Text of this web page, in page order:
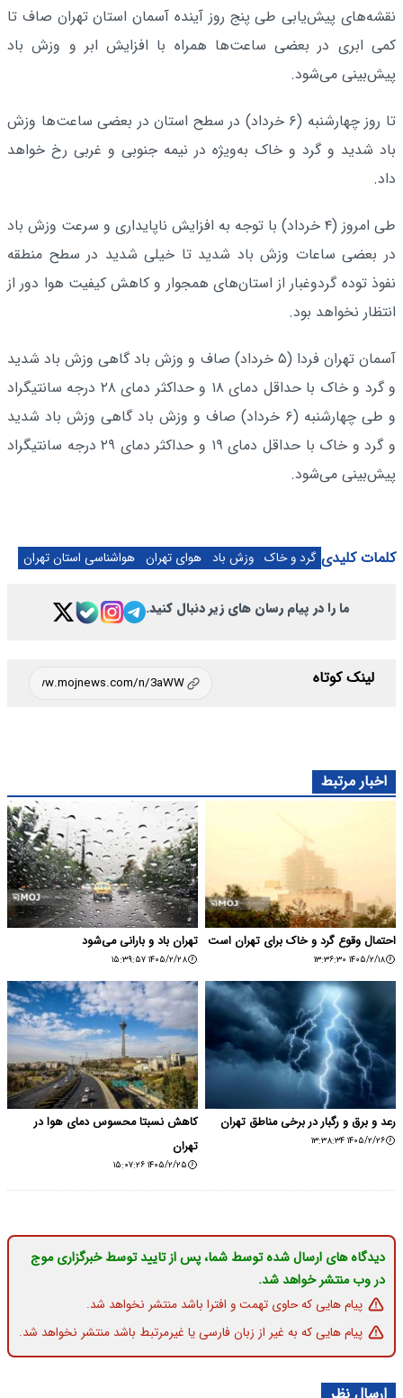
نقشه‌های پیش‌یابی طی پنج روز آینده آسمان استان تهران صاف تا
کمی ابری در بعضی ساعت‌ها همراه با افزایش ابر و وزش باد
پیش‌بینی می‌شود.
تا روز چهارشنبه (۶ خرداد) در سطح استان در بعضی ساعت‌ها وزش
باد شدید و گرد و خاک به‌ویژه در نیمه جنوبی و غربی رخ خواهد
داد.
طی امروز (۴ خرداد) با توجه به افزایش ناپایداری و سرعت وزش باد
در بعضی ساعات وزش باد شدید تا خیلی شدید در سطح منطقه
نفوذ توده گردوغبار از استان‌های همجوار و کاهش کیفیت هوا دور از
انتظار نخواهد بود.
آسمان تهران فردا (۵ خرداد) صاف و وزش باد گاهی وزش باد شدید
و گرد و خاک با حداقل دمای ۱۸ و حداکثر دمای ۲۸ درجه سانتیگراد
و طی ‌چهارشنبه (۶ خرداد) صاف و وزش باد گاهی وزش باد شدید
و گرد و خاک با حداقل دمای ۱۹ و حداکثر دمای ۲۹ درجه سانتیگراد
پیش‌بینی می‌شود.
کلمات کلیدی گرد و خاک وزش باد هوای تهران هواشناسی استان تهران
ما را در پیام رسان های زیر دنبال کنید.
لینک کوتاه
اخبار مرتبط
احتمال وقوع گرد و خاک برای تهران است
۱۴۰۵/۲/۱۸ ۱۳:۳۶:۳۰
تهران باد و بارانی می‌شود
۱۴۰۵/۲/۲۸ ۱۵:۳۹:۵۷
رعد و برق و رگبار در برخی مناطق تهران
۱۴۰۵/۲/۲۶ ۱۳:۳۸:۳۴
کاهش نسبتا محسوس دمای هوا در
تهران
۱۴۰۵/۲/۲۵ ۱۵:۰۷:۲۶
دیدگاه های ارسال شده توسط شما، پس از تایید توسط خبرگزاری موج
در وب منتشر خواهد شد.
پیام هایی که حاوی تهمت و افترا باشد منتشر نخواهد شد.
پیام هایی که به غیر از زبان فارسی یا غیرمرتبط باشد منتشر نخواهد شد.